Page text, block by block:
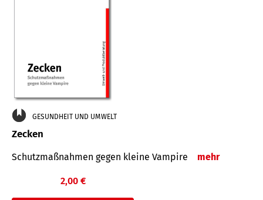
GESUNDHEIT UND UMWELT
Zecken
Schutz­maß­nahmen gegen kleine Vampire mehr
2,00 €